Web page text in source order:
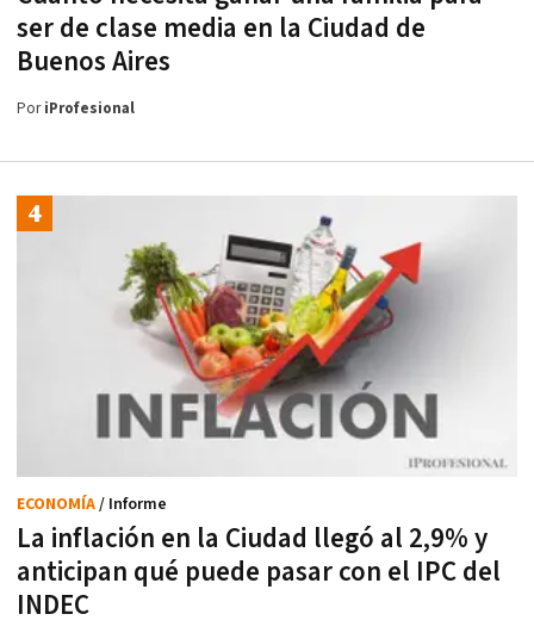
ser de clase media en la Ciudad de
Buenos Aires
PoriProfesional
La inflación en la Ciudad llegó al 2,9% y
anticipan qué puede pasar con el IPC del
INDEC
ECONOMÍA/ Informe